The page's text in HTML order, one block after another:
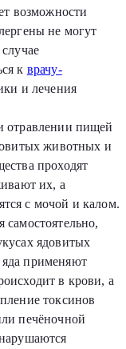
возможности
не могут
к врачу-
и лечения
отравлении пищей
животных и
проходят
их, а
с мочой и калом.
ядовитых
применяют
в крови, а
токсинов
печёночной